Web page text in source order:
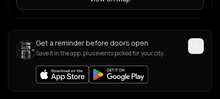
Get a reminder before doors open
Save it in the app, plus events picked for your city.